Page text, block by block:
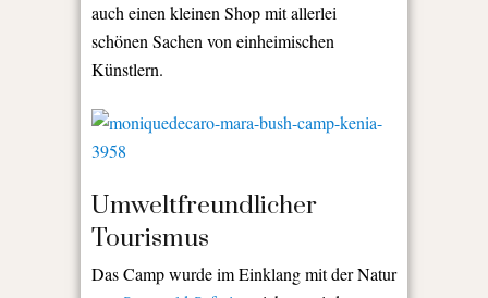
auch einen kleinen Shop mit allerlei
schönen Sachen von einheimischen
Künstlern.
Umweltfreundlicher
Tourismus
Das Camp wurde im Einklang mit der Natur